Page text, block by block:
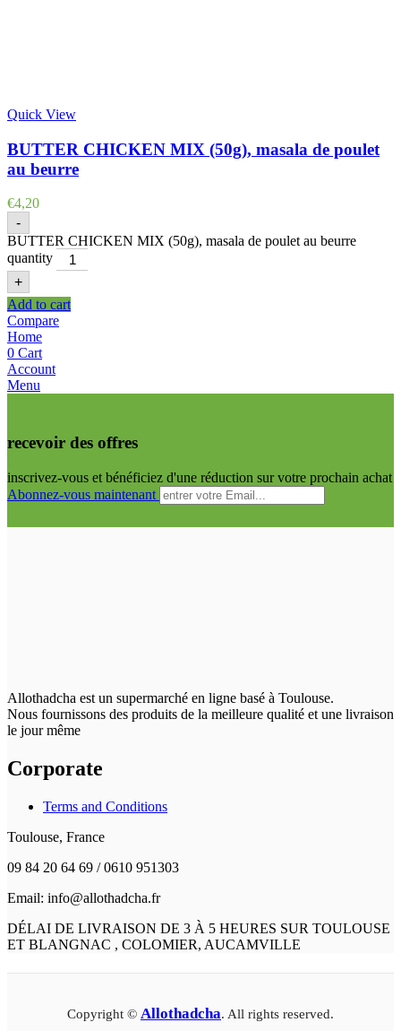
Quick View
BUTTER CHICKEN MIX (50g), masala de poulet
au beurre
€4,20
-
BUTTER CHICKEN MIX (50g), masala de poulet au beurre
quantity
+
Add to cart
Compare
Home
0 Cart
Account
Menu
recevoir des offres
inscrivez-vous et bénéficiez d'une réduction sur votre prochain achat
Abonnez-vous maintenant
Allothadcha est un supermarché en ligne basé à Toulouse.
Nous fournissons des produits de la meilleure qualité et une livraison
le jour même
Corporate
Terms and Conditions
Toulouse, France
09 84 20 64 69 / 0610 951303
Email: info@allothadcha.fr
DÉLAI DE LIVRAISON DE 3 À 5 HEURES SUR TOULOUSE
ET BLANGNAC , COLOMIER, AUCAMVILLE
Copyright © Allothadcha. All rights reserved.